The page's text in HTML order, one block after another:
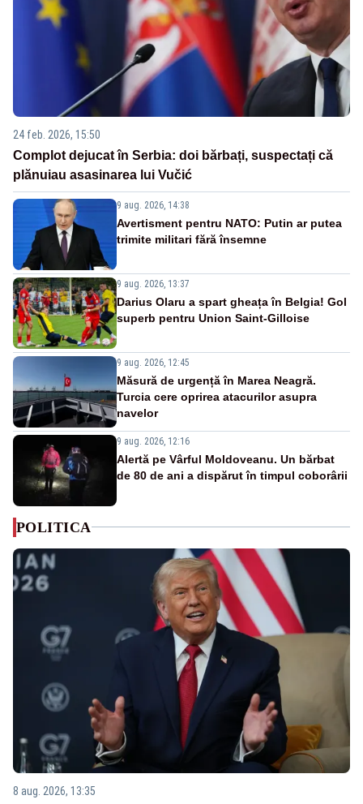
24 feb. 2026, 15:50
Complot dejucat în Serbia: doi bărbați, suspectați că
plănuiau asasinarea lui Vučić
9 aug. 2026, 14:38
Avertisment pentru NATO: Putin ar putea
trimite militari fără însemne
9 aug. 2026, 13:37
Darius Olaru a spart gheața în Belgia! Gol
superb pentru Union Saint-Gilloise
9 aug. 2026, 12:45
Măsură de urgență în Marea Neagră.
Turcia cere oprirea atacurilor asupra
navelor
9 aug. 2026, 12:16
Alertă pe Vârful Moldoveanu. Un bărbat
de 80 de ani a dispărut în timpul coborârii
POLITICA
8 aug. 2026, 13:35